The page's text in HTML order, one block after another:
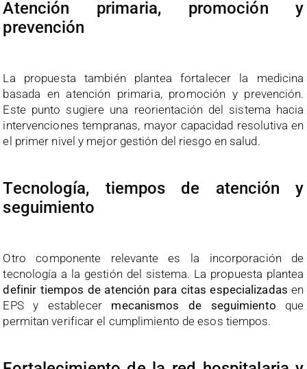
Atención primaria, promoción y
prevención
La propuesta también plantea fortalecer la medicina
basada en atención primaria, promoción y prevención.
Este punto sugiere una reorientación del sistema hacia
intervenciones tempranas, mayor capacidad resolutiva en
el primer nivel y mejor gestión del riesgo en salud.
Tecnología, tiempos de atención y
seguimiento
Otro componente relevante es la incorporación de
tecnología a la gestión del sistema. La propuesta plantea
definir tiempos de atención para citas especializadas en
EPS y establecer mecanismos de seguimiento que
permitan verificar el cumplimiento de esos tiempos.